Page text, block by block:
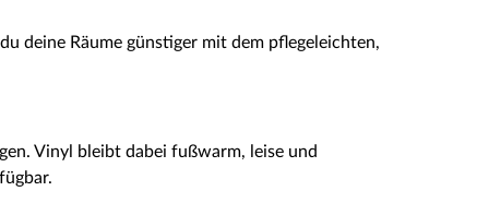
deine Räume günstiger mit dem pflegeleichten,
Vinyl bleibt dabei fußwarm, leise und